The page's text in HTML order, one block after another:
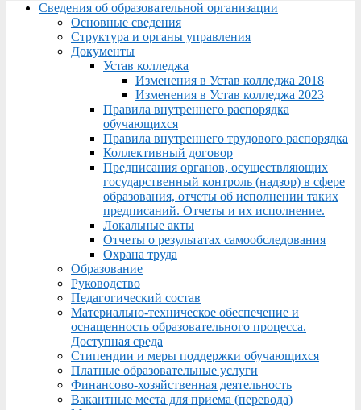
Menu
Сведения об образовательной организации
Основные сведения
Структура и органы управления
Документы
Устав колледжа
Изменения в Устав колледжа 2018
Изменения в Устав колледжа 2023
Правила внутреннего распорядка
обучающихся
Правила внутреннего трудового распорядка
Коллективный договор
Предписания органов, осуществляющих
государственный контроль (надзор) в сфере
образования, отчеты об исполнении таких
предписаний. Отчеты и их исполнение.
Локальные акты
Отчеты о результатах самообследования
Охрана труда
Образование
Руководство
Педагогический состав
Материально-техническое обеспечение и
оснащенность образовательного процесса.
Доступная среда
Стипендии и меры поддержки обучающихся
Платные образовательные услуги
Финансово-хозяйственная деятельность
Вакантные места для приема (перевода)